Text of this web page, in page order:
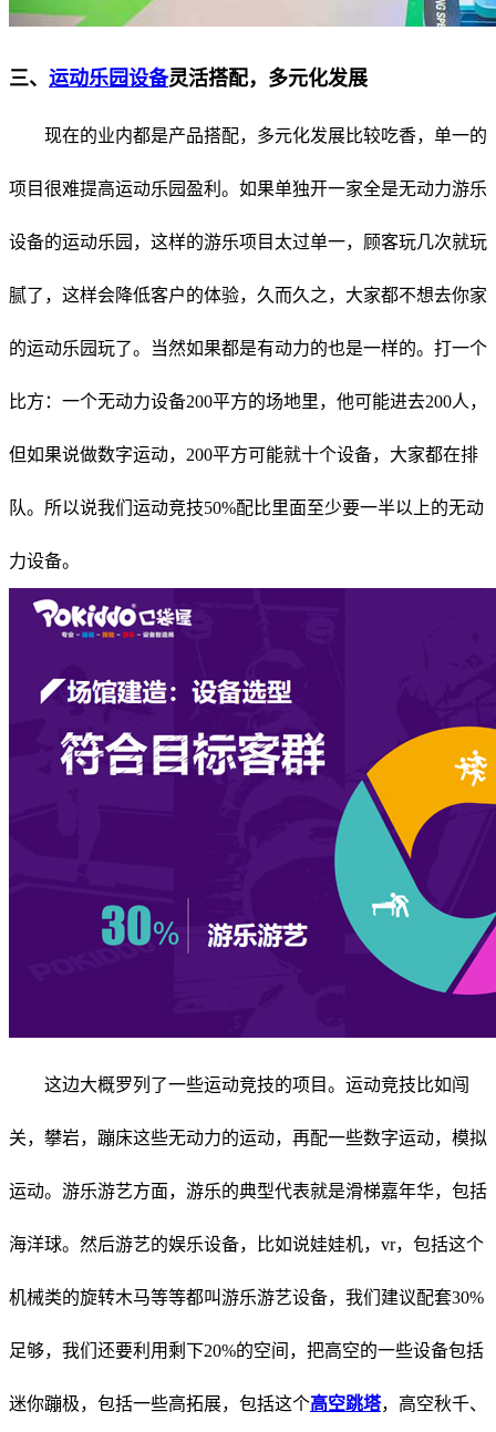
三、 运动乐园设备灵活搭配，多元化发展
现在的业内都是产品搭配，多元化发展比较吃香，单一的
项目很难提高运动乐园盈利。如果单独开一家全是无动力游乐
设备的运动乐园，这样的游乐项目太过单一，顾客玩几次就玩
腻了，这样会降低客户的体验，久而久之，大家都不想去你家
的运动乐园玩了。当然如果都是有动力的也是一样的。打一个
比方：一个无动力设备200平方的场地里，他可能进去200人，
但如果说做数字运动，200平方可能就十个设备，大家都在排
队。所以说我们运动竞技50%配比里面至少要一半以上的无动
力设备。
这边大概罗列了一些运动竞技的项目。运动竞技比如闯
关，攀岩，蹦床这些无动力的运动，再配一些数字运动，模拟
运动。游乐游艺方面，游乐的典型代表就是滑梯嘉年华，包括
海洋球。然后游艺的娱乐设备，比如说娃娃机，vr，包括这个
机械类的旋转木马等等都叫游乐游艺设备，我们建议配套30%
足够，我们还要利用剩下20%的空间，把高空的一些设备包括
迷你蹦极，包括一些高拓展，包括这个高空跳塔，高空秋千、